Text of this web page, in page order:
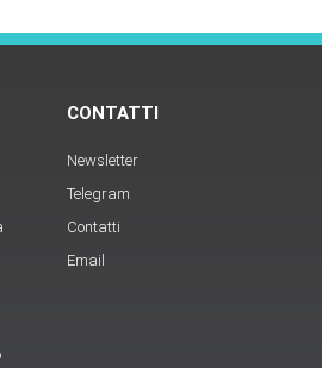
CONTATTI
Newsletter
Telegram
Contatti
Email